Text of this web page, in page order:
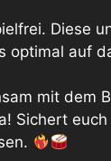
Diese
auf
mit dem
Sichert